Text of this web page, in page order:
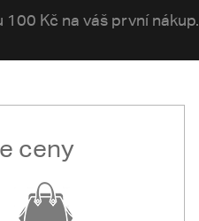
Kč na váš první nákup.
ceny